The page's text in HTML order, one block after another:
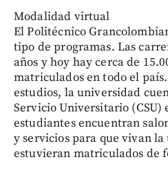
Modalidad virtual
El Politécnico
tipo de programas. Las
años y hoy hay cerca de
matriculados en todo el
estudios, la universidad
Servicio Universitario (CSU)
estudiantes encuentran
y servicios para que vivan
estuvieran matriculados de